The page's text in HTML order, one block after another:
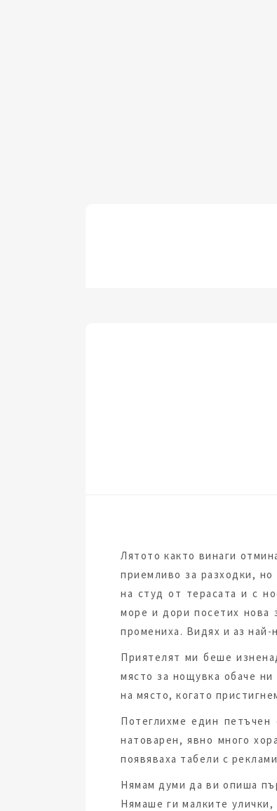
Лятото както винаги
приемливо за разходки,
на студ от терасата и с
море и дори посетих нова
промениха. Видях и аз най-
Приятелят ми беше
място за нощувка обаче ни
на място, когато
Потеглихме един петъчен
натоварен, явно много
появяваха табели с
Нямам думи да ви опиша
Нямаше ги малките